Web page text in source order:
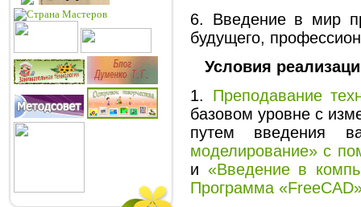
6. Введение в мир
будущего,
Условия
1. Преподавание
базовом уровне с
путем введения
моделирование» с
и «Введение в
Программа «